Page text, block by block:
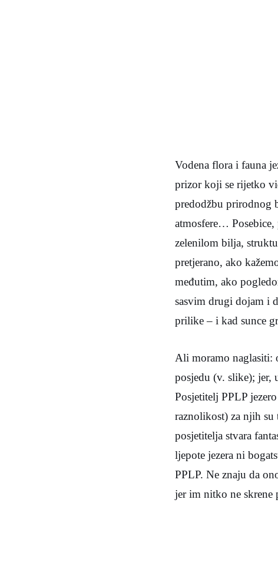
Vodena flora i fauna
prizor koji se rijetko
predodžbu prirodnog
atmosfere…
zelenilom bilja,
pretjerano, ako
međutim, ako
sasvim drugi dojam i
prilike – i kad sunce
Ali moramo naglasiti:
posjedu (v. slike); jer,
Posjetitelj PPLP
raznolikost) za njih su
posjetitelja stvara
ljepote jezera ni
PPLP. Ne znaju da
jer im nitko ne skrene